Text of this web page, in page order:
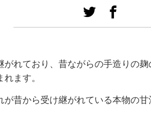
れており、昔ながらの手造りの麹
ます。
昔から受け継がれている本物の甘